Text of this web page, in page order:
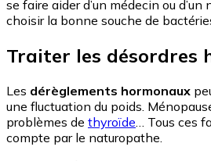
se faire aider d’un médecin ou
choisir la bonne souche de
Traiter les désordres
Les dérèglements hormonaux
une fluctuation du poids.
problèmes de thyroïde … Tous ces
compte par le naturopathe.